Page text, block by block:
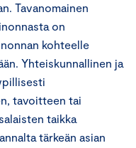
Tavanomainen
on
kohteelle
Yhteiskunnallinen ja
tavoitteen tai
taikka
tärkeän asian